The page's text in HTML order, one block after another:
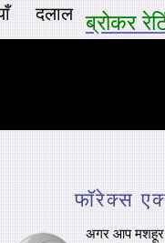
दलाल ब्रोकर
फॉरेक्स
अगर आप मशहूर